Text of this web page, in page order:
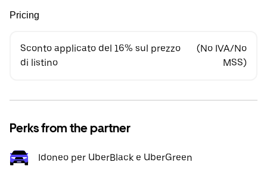
Pricing
Sconto applicato del 16% sul prezzo
di listino
(No IVA/No
MSS)
Perks from the partner
Idoneo per UberBlack e UberGreen